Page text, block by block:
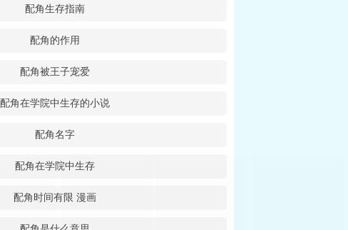
配角生存指南
配角的作用
配角被王子宠爱
配角在学院中生存的小说
配角名字
配角在学院中生存
配角时间有限 漫画